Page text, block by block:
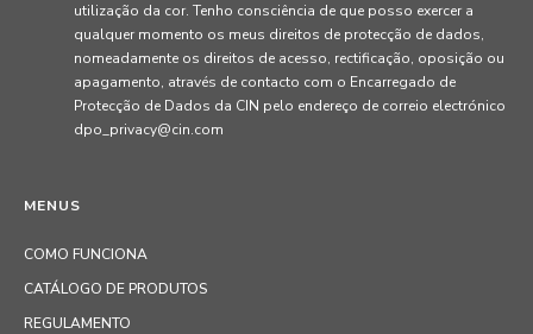
MENUS
COMO FUNCIONA
CATÁLOGO DE PRODUTOS
REGULAMENTO
utilização da cor. Tenho consciência de que posso exercer a
qualquer momento os meus direitos de protecção de dados,
nomeadamente os direitos de acesso, rectificação, oposição ou
apagamento, através de contacto com o Encarregado de
Protecção de Dados da CIN pelo endereço de correio electrónico
dpo_privacy@cin.com